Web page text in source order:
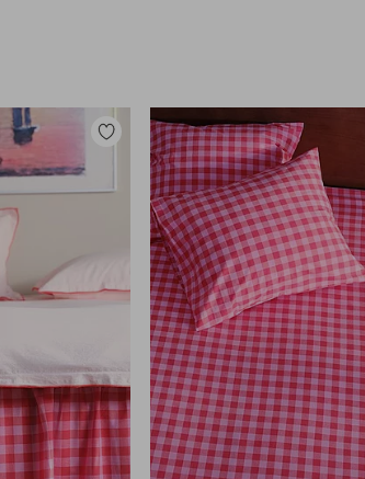
Toevoegen
favorieten